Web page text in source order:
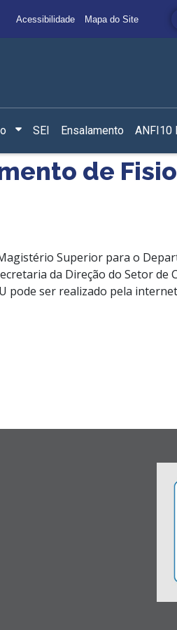
Acessibilidade Mapa do Site
SEI Ensalamento ANFI10
de
Superior para o
da Direção do Setor de
pode ser realizado pela